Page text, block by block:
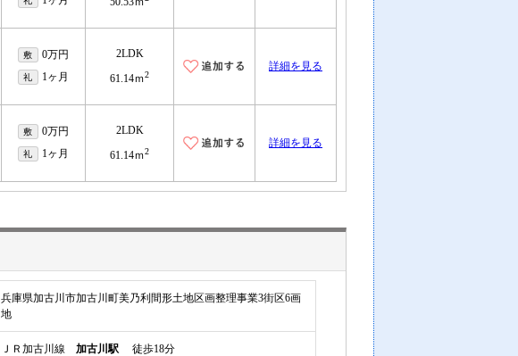
敷 0万円
礼 1ヶ月
2LDK
61.14ｍ2
詳細を見る
敷 0万円
礼 1ヶ月
2LDK
61.14ｍ2
詳細を見る
兵庫県加古川市加古川町美乃利間形土地区画整理事業3街区6画
地
ＪＲ加古川線 加古川駅 徒歩18分